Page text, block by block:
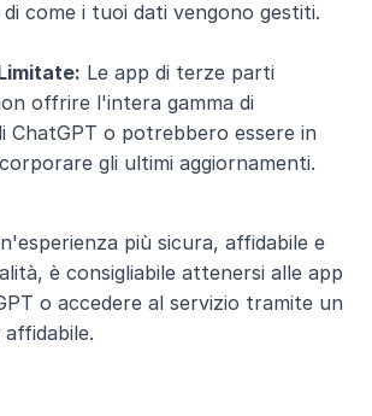
come i tuoi dati vengono gestiti.
Le app di terze parti
offrire l'intera gamma di
ChatGPT o potrebbero essere in
gli ultimi aggiornamenti.
più sicura, affidabile e
è consigliabile attenersi alle app
o accedere al servizio tramite un